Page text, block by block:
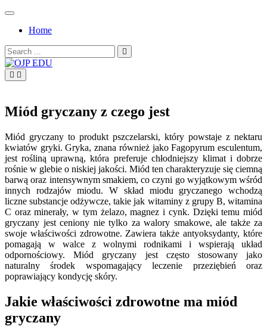
Skip
contentHome
Search
for:
Miód gryczany z czego jest
Miód gryczany to produkt pszczelarski, który powstaje z nektaru
kwiatów gryki. Gryka, znana również jako Fagopyrum esculentum,
jest rośliną uprawną, która preferuje chłodniejszy klimat i dobrze
rośnie w glebie o niskiej jakości. Miód ten charakteryzuje się ciemną
barwą oraz intensywnym smakiem, co czyni go wyjątkowym wśród
innych rodzajów miodu. W skład miodu gryczanego wchodzą
liczne substancje odżywcze, takie jak witaminy z grupy B, witamina
C oraz minerały, w tym żelazo, magnez i cynk. Dzięki temu miód
gryczany jest ceniony nie tylko za walory smakowe, ale także za
swoje właściwości zdrowotne. Zawiera także antyoksydanty, które
pomagają w walce z wolnymi rodnikami i wspierają układ
odpornościowy. Miód gryczany jest często stosowany jako
naturalny środek wspomagający leczenie przeziębień oraz
poprawiający kondycję skóry.
Jakie właściwości zdrowotne ma miód
gryczany